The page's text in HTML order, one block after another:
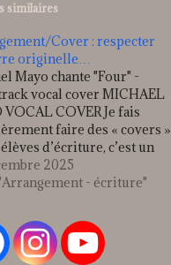
similaires
Cover : respecter
originelle…
Mayo chante "Four" -
vocal cover MICHAEL
VOCAL COVER Je fais
faire des « covers »
d’écriture, c’est un
moyen d’étudier
» avec un cahier des
Alors, petit
… Parlons un peu de la
de la méthode…
2025
- écriture"